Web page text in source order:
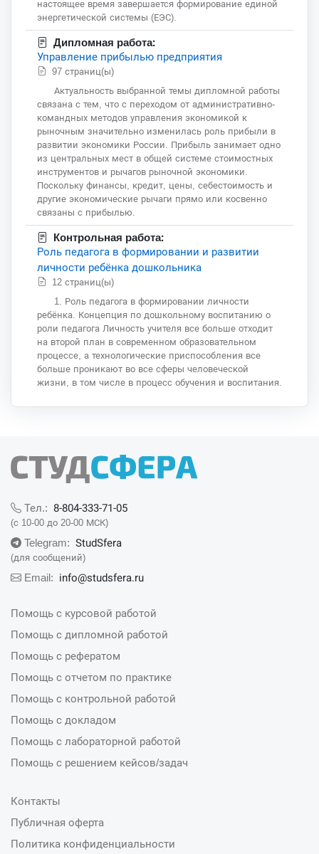
настоящее время завершается формирование единой
энергетической системы (ЕЭС).
Дипломная работа:
Управление прибылью предприятия
97 страниц(ы)
Актуальность выбранной темы дипломной работы
связана с тем, что с переходом от административно-
командных методов управления экономикой к
рыночным значительно изменилась роль прибыли в
развитии экономики России. Прибыль занимает одно
из центральных мест в общей системе стоимостных
инструментов и рычагов рыночной экономики.
Поскольку финансы, кредит, цены, себестоимость и
другие экономические рычаги прямо или косвенно
связаны с прибылью.
Контрольная работа:
Роль педагога в формировании и развитии
личности ребёнка дошкольника
12 страниц(ы)
1. Роль педагога в формировании личности
ребёнка. Концепция по дошкольному воспитанию о
роли педагога Личность учителя все больше отходит
на второй план в современном образовательном
процессе, а технологические приспособления все
больше проникают во все сферы человеческой
жизни, в том числе в процесс обучения и воспитания.
Тел.: 8-804-333-71-05
(с 10-00 до 20-00 МСК)
Telegram: StudSfera
(для сообщений)
Email: info@studsfera.ru
Помощь с курсовой работой
Помощь с дипломной работой
Помощь с рефератом
Помощь с отчетом по практике
Помощь с контрольной работой
Помощь с докладом
Помощь с лабораторной работой
Помощь с решением кейсов/задач
Контакты
Публичная оферта
Политика конфиденциальности